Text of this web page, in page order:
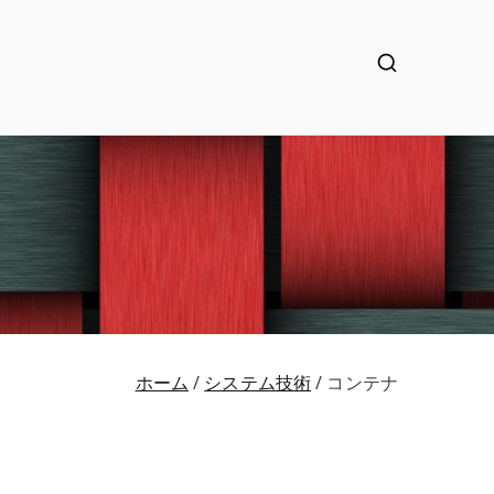
ホーム システム技術 コンテナ